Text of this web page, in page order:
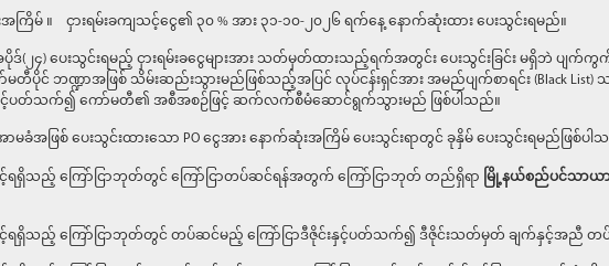
ကြိမ် ။ ငှားရမ်းခကျသင့်ငွေ၏ ၃၀ % အား ၃၁-၁၀-၂၀၂၆ ရက်နေ့ နောက်ဆုံးထား ပေးသွင်းရမည်။
၂၄) ပေးသွင်းရမည့် ငှားရမ်းခငွေများအား သတ်မှတ်ထားသည့်ရက်အတွင်း ပေးသွင်းခြင်း မရှိဘဲ ပျက်ကွက်
ာ်မတီပိုင် ဘဏ္ဍာအဖြစ် သိမ်းဆည်းသွားမည်ဖြစ်သည့်အပြင် လုပ်ငန်းရှင်အား အမည်ပျက်စာရင်း (Black
င့်ပတ်သက်၍ ကော်မတီ၏ အစီအစဉ်ဖြင့် ဆက်လက်စီမံဆောင်ရွက်သွားမည် ဖြစ်ပါသည်။
မခံအဖြစ် ပေးသွင်းထားသော PO ငွေအား နောက်ဆုံးအကြိမ် ပေးသွင်းရာတွင် ခုနှိမ် ပေးသွင်းရမည်ဖြစ်ပါ
ခွင့်ရရှိသည့် ကြော်ငြာဘုတ်တွင် ကြော်ငြာတပ်ဆင်ရန်အတွက် ကြော်ငြာဘုတ် တည်ရှိရာ မြို့နယ်စည်ပင်သာယာအု
ခွင့်ရရှိသည့် ကြော်ငြာဘုတ်တွင် တပ်ဆင်မည့် ကြော်ငြာဒီဇိုင်းနှင့်ပတ်သက်၍ ဒီဇိုင်းသတ်မှတ် ချက်နှင့်အညီ တပ်